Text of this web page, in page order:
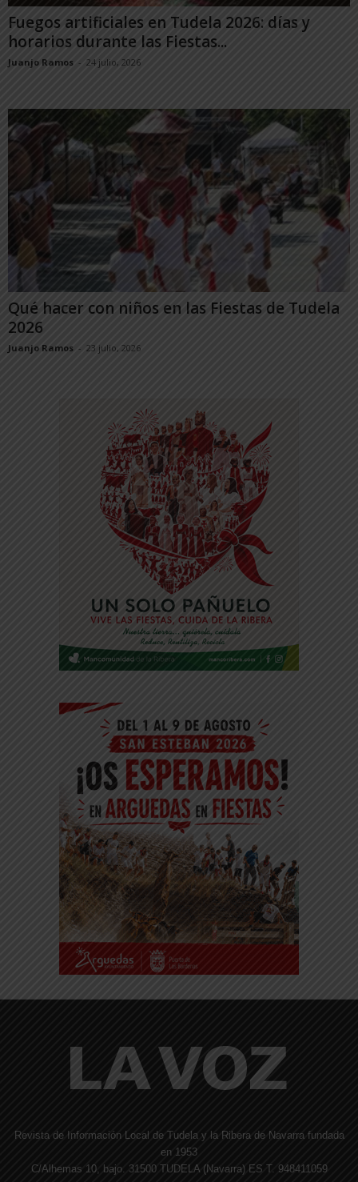
Fuegos artificiales en Tudela 2026: días y
horarios durante las Fiestas...
Juanjo Ramos - 24 julio, 2026
Qué hacer con niños en las Fiestas de Tudela
2026
Juanjo Ramos - 23 julio, 2026
Revista de Información Local de Tudela y la Ribera de Navarra fundada
en 1953
C/Alhemas 10, bajo. 31500 TUDELA (Navarra) ES T. 948411059